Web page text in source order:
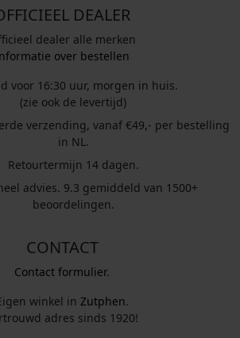
DEALER
dealer alle merken
over bestellen
voor 16:30 uur, morgen in huis.
(zie ook de levertijd)
verzending, vanaf €49,- per bestelling
in NL.
Retourtermijn 14 dagen.
advies. 9.3 gemiddeld van 1500+
beoordelingen.
CONTACT
Contact formulier.
winkel in Zutphen.
adres sinds 1920!